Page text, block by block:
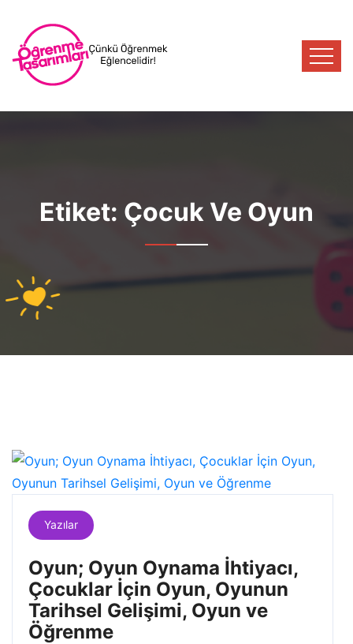
Etiket: Çocuk Ve Oyun
Yazılar
Oyun; Oyun Oynama İhtiyacı,
Çocuklar İçin Oyun, Oyunun
Tarihsel Gelişimi, Oyun ve
Öğrenme